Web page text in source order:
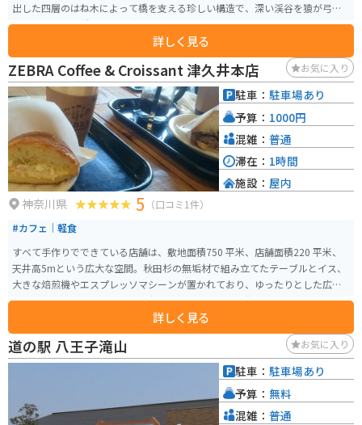
出した四層のはね木によって橋を支える珍しい構造で、深い渓谷を猿が弓の
ように連なって橋をつくり渡っていた様子をヒントにしたともいわれていま
ど美しい景色になります。昭和7年には国の名勝にも指定されています。
詳しく見る
ZEBRA Coffee & Croissant 津久井本店 お気に入り
神奈川県 5 （口コミ1件）
#カフェ｜軽食
すべて手作りでできている店舗は、敷地面積750 平米、店舗面積220 平米、
天井高5mという広大な空間。秋田杉の無垢材で組み立てたテーブルとイス、
大きな焙煎機やエスプレッソマシーンが置かれており、ゆったりとした広さ
の客席が特徴のカフェです。神奈川県相模原市の津久井湖近くにあり、相模
原から道志みちに向かう国道413号沿いの店舗で、「三ヶ木（みかげ）」交差
点から東に800mの位置にあります。店内にサイクルラックがあり、ロードバ
イクのまま入ることもできます。
詳しく見る
駐車： 駐車場あり
予算： 1000円
混雑： 普通
滞在： 1時間
施設： 屋内
道の駅 八王子滝山 お気に入り
駐車： 駐車場あり
予算： 無料
混雑： 普通